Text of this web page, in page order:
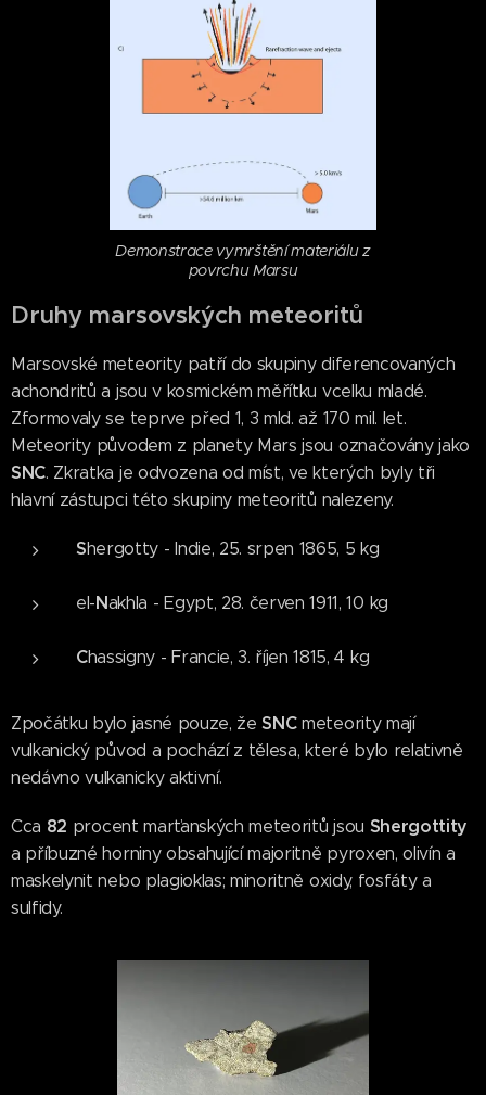
Demonstrace vymrštění materiálu z
povrchu Marsu
Druhy marsovských meteoritů
Marsovské meteority patří do skupiny diferencovaných
achondritů a jsou v kosmickém měřítku vcelku mladé.
Zformovaly se teprve před 1, 3 mld. až 170 mil. let.
Meteority původem z planety Mars jsou označovány jako
SNC. Zkratka je odvozena od míst, ve kterých byly tři
hlavní zástupci této skupiny meteoritů nalezeny.
Shergotty - Indie, 25. srpen 1865, 5 kg
el-Nakhla - Egypt, 28. červen 1911, 10 kg
Chassigny - Francie, 3. říjen 1815, 4 kg
Zpočátku bylo jasné pouze, žeSNCmeteority mají
vulkanický původ a pochází z tělesa, které bylo relativně
nedávno vulkanicky aktivní.
Cca 82 ​​procent marťanských meteoritů jsou Shergottity
a příbuzné horniny obsahující majoritně pyroxen, olivín a
maskelynit nebo plagioklas; minoritně oxidy, fosfáty a
sulfidy.